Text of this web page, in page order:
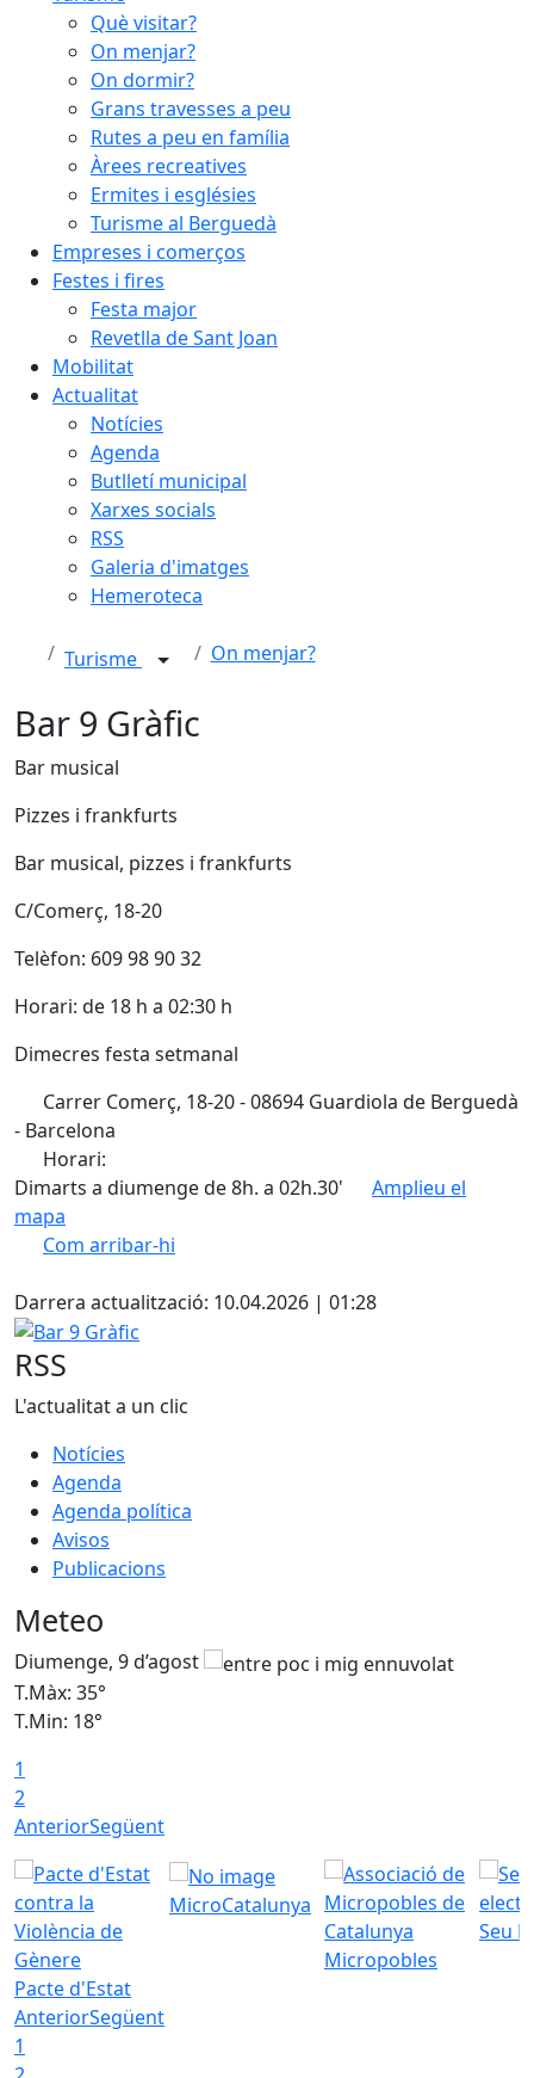
Què visitar?
On menjar?
On dormir?
Grans travesses a peu
Rutes a peu en família
Àrees recreatives
Ermites i esglésies
Turisme al Berguedà
Empreses i comerços
Festes i fires
Festa major
Revetlla de Sant Joan
Mobilitat
Actualitat
Notícies
Agenda
Butlletí municipal
Xarxes socials
RSS
Galeria d'imatges
Hemeroteca
Turisme On menjar?
Bar 9 Gràfic
Bar musical
Pizzes i frankfurts
Bar musical, pizzes i frankfurts
C/Comerç, 18-20
Telèfon: 609 98 90 32
Horari: de 18 h a 02:30 h
Dimecres festa setmanal
Carrer Comerç, 18-20 - 08694 Guardiola de Berguedà
- Barcelona
Horari:
Dimarts a diumenge de 8h. a 02h.30'
Amplieu el
mapa
Com arribar-hi
−
Darrera actualització: 10.04.2026 | 01:28
Bar 9 Gràfic
RSS
L'actualitat a un clic
Notícies
Agenda
Agenda política
Avisos
Publicacions
Meteo
Diumenge, 9 d’agost
T.Màx: 35°
T.Min: 18°
1
2
AnteriorSegüent
Pacte d'Estat
MicroCatalunya
Micropobles
Seu
AnteriorSegüent
1